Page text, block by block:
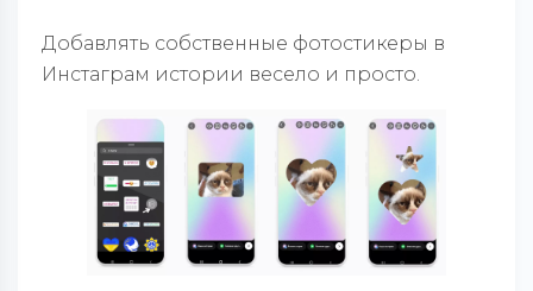
Добавлять собственные фотостикеры в
Инстаграм истории весело и просто.